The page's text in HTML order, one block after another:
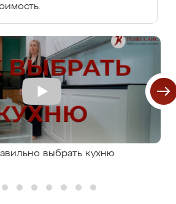
выбрать кухню